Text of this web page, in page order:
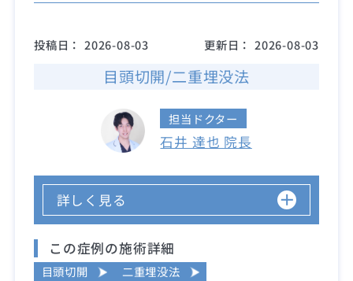
投稿日： 2026-08-03 更新日： 2026-08-03
目頭切開/二重埋没法
担当ドクター
石井 達也 院長
詳しく見る
この症例の施術詳細
目頭切開 二重埋没法